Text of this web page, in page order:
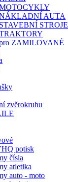
AUTA
STROJE
ZAMILOVANÉ
zvěrokruhu
potisk
čísla
atletika
auto - moto